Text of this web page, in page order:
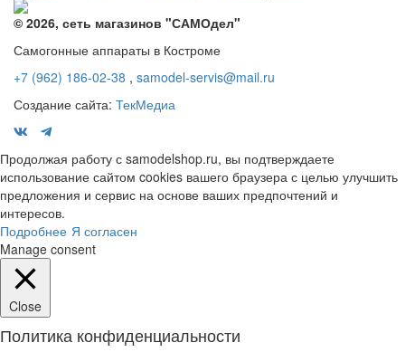
© 2026, сеть магазинов "САМОдел"
Самогонные аппараты в Костроме
+7 (962) 186-02-38 , samodel-servis@mail.ru
Создание сайта: ТекМедиа
Продолжая работу с samodelshop.ru, вы подтверждаете
использование сайтом cookies вашего браузера с целью улучшить
предложения и сервис на основе ваших предпочтений и
интересов.
Подробнее Я согласен
Manage consent
Close
Политика конфиденциальности